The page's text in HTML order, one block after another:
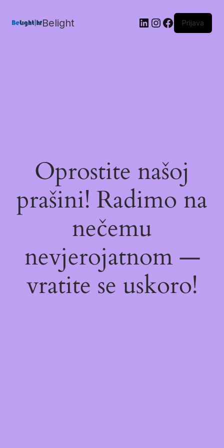
Belight Prijava
Oprostite našoj
prašini! Radimo na
nečemu
nevjerojatnom —
vratite se uskoro!